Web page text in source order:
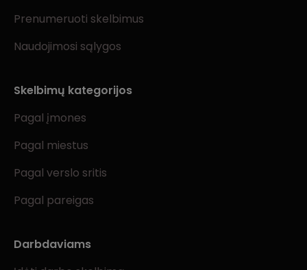
Prenumeruoti skelbimus
Naudojimosi sąlygos
Skelbimų kategorijos
Pagal įmones
Pagal miestus
Pagal verslo sritis
Pagal pareigas
Darbdaviams